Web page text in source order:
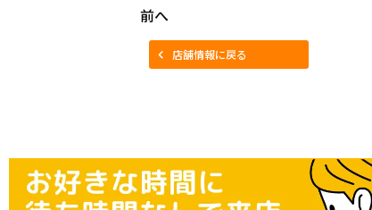
前へ
店舗情報に戻る